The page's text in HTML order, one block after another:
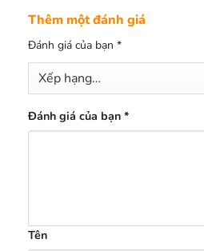
Thêm một đánh giá
Đánh giá của bạn *
Đánh giá của bạn *
Tên